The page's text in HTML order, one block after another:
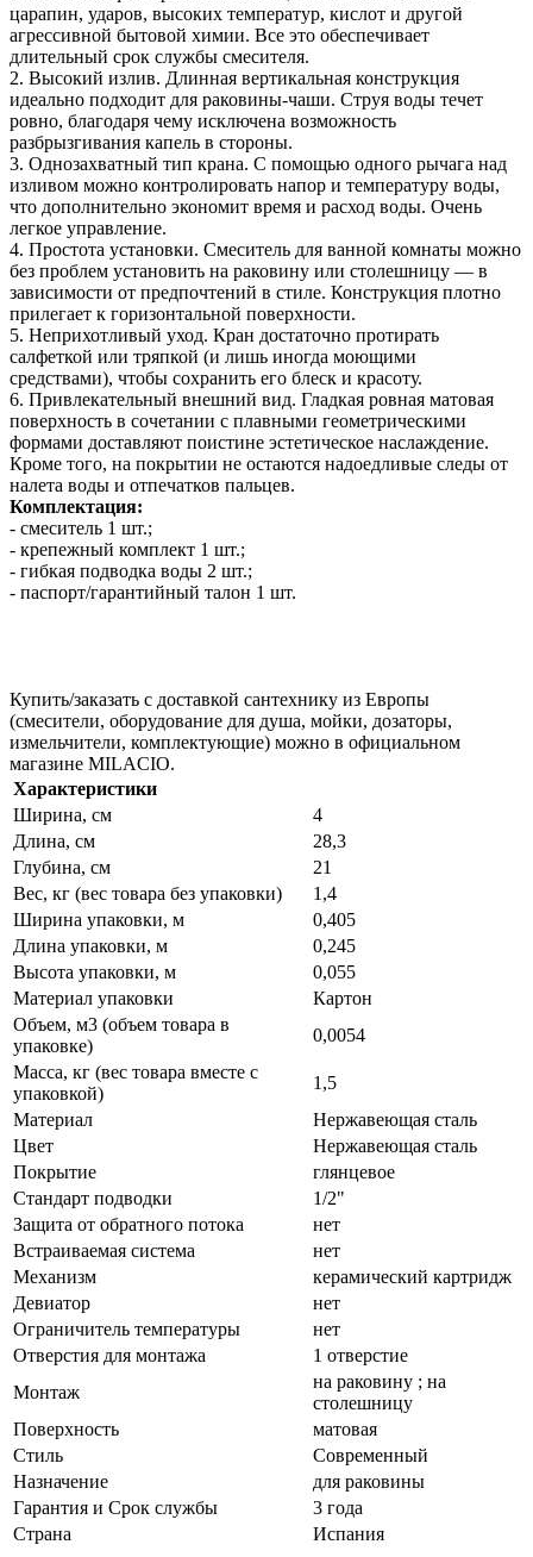
царапин, ударов, высоких температур, кислот и другой
агрессивной бытовой химии. Все это обеспечивает
длительный срок службы смесителя.
2. Высокий излив. Длинная вертикальная конструкция
идеально подходит для раковины-чаши. Струя воды течет
ровно, благодаря чему исключена возможность
разбрызгивания капель в стороны.
3. Однозахватный тип крана. С помощью одного рычага над
изливом можно контролировать напор и температуру воды,
что дополнительно экономит время и расход воды. Очень
легкое управление.
4. Простота установки. Смеситель для ванной комнаты можно
без проблем установить на раковину или столешницу — в
зависимости от предпочтений в стиле. Конструкция плотно
прилегает к горизонтальной поверхности.
5. Неприхотливый уход. Кран достаточно протирать
салфеткой или тряпкой (и лишь иногда моющими
средствами), чтобы сохранить его блеск и красоту.
6. Привлекательный внешний вид. Гладкая ровная матовая
поверхность в сочетании с плавными геометрическими
формами доставляют поистине эстетическое наслаждение.
Кроме того, на покрытии не остаются надоедливые следы от
налета воды и отпечатков пальцев.
Комплектация:
- смеситель 1 шт.;
- крепежный комплект 1 шт.;
- гибкая подводка воды 2 шт.;
- паспорт/гарантийный талон 1 шт.
Купить/заказать с доставкой сантехнику из Европы
(смесители, оборудование для душа, мойки, дозаторы,
измельчители, комплектующие) можно в официальном
магазине MILACIO.
Характеристики
Ширина, см
4
Длина, см
28,3
Глубина, см
21
Вес, кг (вес товара без упаковки)
1,4
Ширина упаковки, м
0,405
Длина упаковки, м
0,245
Высота упаковки, м
0,055
Материал упаковки
Картон
Объем, м3 (объем товара в
упаковке)
0,0054
Масса, кг (вес товара вместе с
упаковкой)
1,5
Материал
Нержавеющая сталь
Цвет
Нержавеющая сталь
Покрытие
глянцевое
Стандарт подводки
1/2"
Защита от обратного потока
нет
Встраиваемая система
нет
Механизм
керамический картридж
Девиатор
нет
Ограничитель температуры
нет
Отверстия для монтажа
1 отверстие
Монтаж
на раковину ; на
столешницу
Поверхность
матовая
Стиль
Современный
Назначение
для раковины
Гарантия и Срок службы
3 года
Страна
Испания